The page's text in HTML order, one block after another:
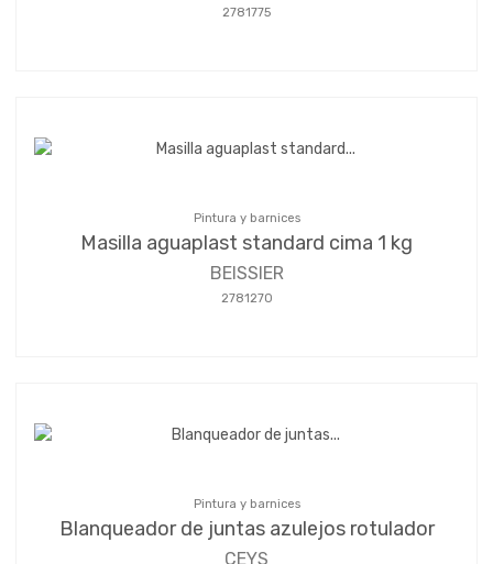
2781775
Pintura y barnices
Masilla aguaplast standard cima 1 kg
BEISSIER
2781270
Pintura y barnices
Blanqueador de juntas azulejos rotulador
CEYS